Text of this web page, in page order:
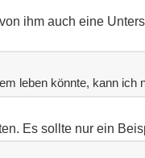
ihm auch eine
leben könnte, kann ich
Es sollte nur ein